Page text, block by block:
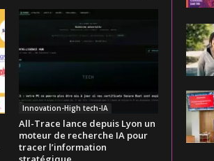
Innovation-High tech-IA
All-Trace lance depuis Lyon un
moteur de recherche IA pour
tracer l’information